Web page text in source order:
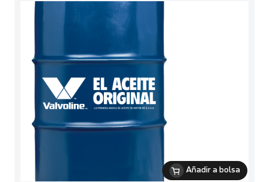
Añadir a bolsa